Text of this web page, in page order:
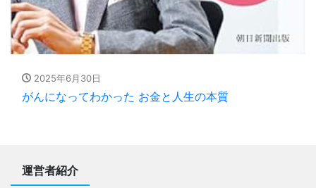
2025年6月30日
がんになってわかった お金と人生の本質
運営者紹介